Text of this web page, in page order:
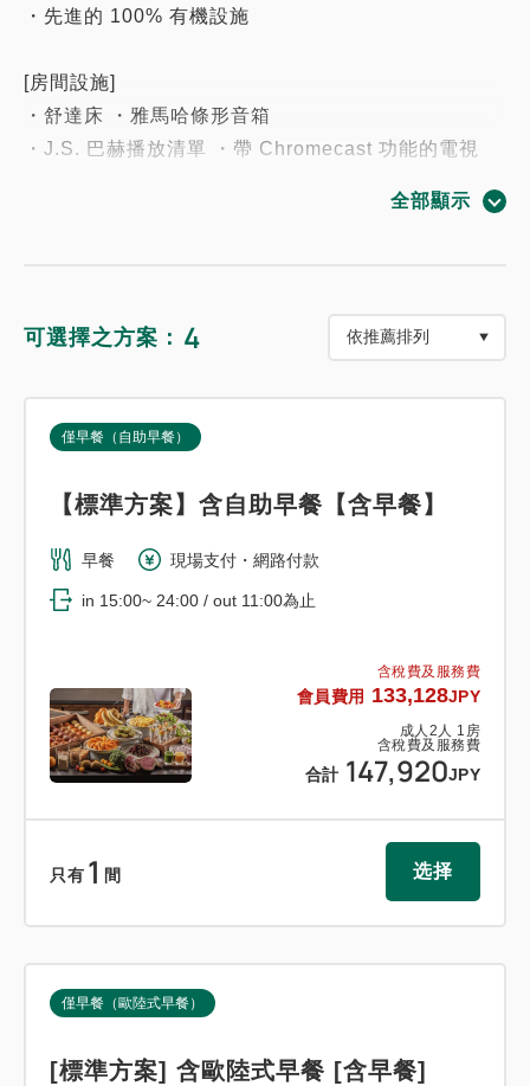
・先進的 100% 有機設施
[房間設施]
・舒達床 ・雅馬哈條形音箱
・J.S. 巴赫播放清單 ・帶 Chromecast 功能的電視
・天然粉底沐浴用品及護膚套裝（AIAB有機認證）
・所有房間禁止吸煙 ・高速 Wi-Fi ・冰箱 ・熱水壺 ・
健康計 ・熨斗
◆每張床可供一人使用。
全部顯示
可選擇之方案： 4
含稅費及服務費
會員費用 133,128JPY
成人 2 人 1 房
含稅費及服務費
合計 147,920JPY
僅早餐（自助早餐）
【標準方案】含自助早餐【含早餐】
早餐 現場支付・網路付款
in 15:00~ 24:00 / out 11:00為止
只有 1 間 选择
僅早餐（歐陸式早餐）
[標準方案] 含歐陸式早餐 [含早餐]